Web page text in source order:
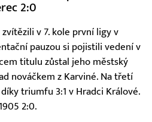
2:0
v 7. kole první ligy v
pauzou si pojistili vedení v
titulu zůstal jeho městský
nováčkem z Karviné. Na třetí
triumfu 3:1 v Hradci Králové.
2:0.